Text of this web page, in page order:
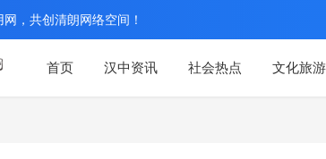
首页 汉中资讯 社会热点 文化旅游
，共创清朗网络空间！